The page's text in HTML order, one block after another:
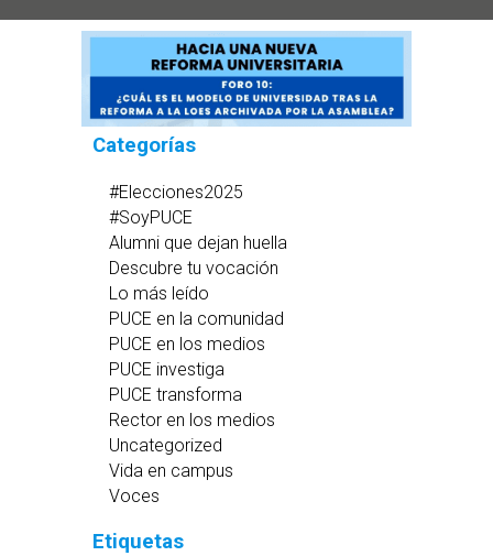
Categorías
#Elecciones2025
#SoyPUCE
Alumni que dejan huella
Descubre tu vocación
Lo más leído
PUCE en la comunidad
PUCE en los medios
PUCE investiga
PUCE transforma
Rector en los medios
Uncategorized
Vida en campus
Voces
Etiquetas